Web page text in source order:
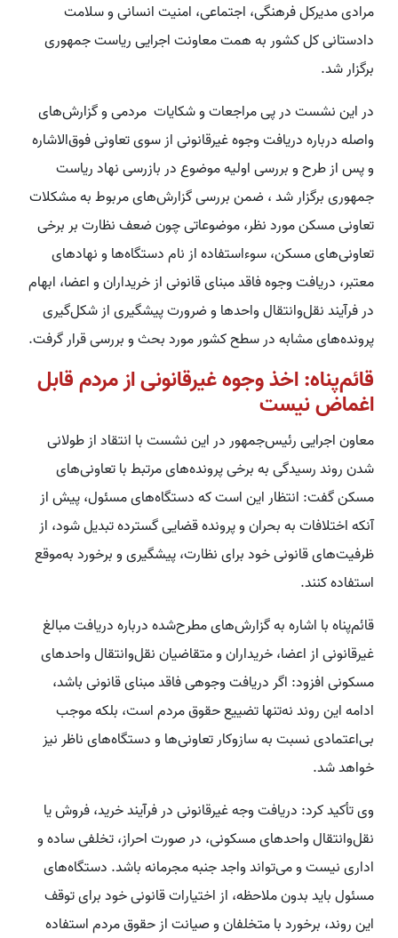
مرادی مدیرکل فرهنگی، اجتماعی، امنیت انسانی و سلامت
دادستانی کل کشور به همت معاونت اجرایی ریاست جمهوری
برگزار شد.
در این نشست در پی مراجعات و شکایات مردمی و گزارش‌های
واصله درباره دریافت وجوه غیرقانونی از سوی تعاونی فوق‌الاشاره
و پس از طرح و بررسی اولیه موضوع در بازرسی نهاد ریاست
جمهوری برگزار شد ، ضمن بررسی گزارش‌های مربوط به مشکلات
تعاونی مسکن مورد نظر، موضوعاتی چون ضعف نظارت بر برخی
تعاونی‌های مسکن، سوءاستفاده از نام دستگاه‌ها و نهادهای
معتبر، دریافت وجوه فاقد مبنای قانونی از خریداران و اعضا، ابهام
در فرآیند نقل‌وانتقال واحدها و ضرورت پیشگیری از شکل‌گیری
پرونده‌های مشابه در سطح کشور مورد بحث و بررسی قرار گرفت.
قائم‌پناه: اخذ وجوه غیرقانونی از مردم قابل
اغماض نیست
معاون اجرایی رئیس‌جمهور در این نشست با انتقاد از طولانی
شدن روند رسیدگی به برخی پرونده‌های مرتبط با تعاونی‌های
مسکن گفت: انتظار این است که دستگاه‌های مسئول، پیش از
آنکه اختلافات به بحران و پرونده قضایی گسترده تبدیل شود، از
ظرفیت‌های قانونی خود برای نظارت، پیشگیری و برخورد به‌موقع
استفاده کنند.
قائم‌پناه با اشاره به گزارش‌های مطرح‌شده درباره دریافت مبالغ
غیرقانونی از اعضا، خریداران و متقاضیان نقل‌وانتقال واحدهای
مسکونی افزود: اگر دریافت وجوهی فاقد مبنای قانونی باشد،
ادامه این روند نه‌تنها تضییع حقوق مردم است، بلکه موجب
بی‌اعتمادی نسبت به سازوکار تعاونی‌ها و دستگاه‌های ناظر نیز
خواهد شد.
وی تأکید کرد: دریافت وجه غیرقانونی در فرآیند خرید، فروش یا
نقل‌وانتقال واحدهای مسکونی، در صورت احراز، تخلفی ساده و
اداری نیست و می‌تواند واجد جنبه مجرمانه باشد. دستگاه‌های
مسئول باید بدون ملاحظه، از اختیارات قانونی خود برای توقف
این روند، برخورد با متخلفان و صیانت از حقوق مردم استفاده